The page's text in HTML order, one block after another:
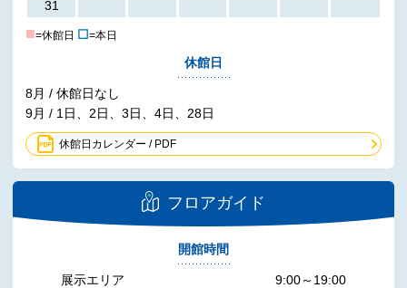
31
■=休館日 ☐=本日
休館日
8月 / 休館日なし
9月 / 1日、2日、3日、4日、28日
休館日カレンダー / PDF
フロアガイド
開館時間
展示エリア
9:00～19:00